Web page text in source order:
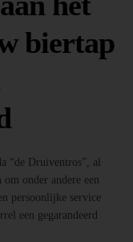
biertap
“de Druiventros”, al
onder andere een
persoonlijke service
een gegarandeerd